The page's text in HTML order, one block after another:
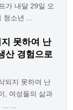
가 내달 29일 오
소년 ...
못하여 난
산 경험으로
되지 못하여 난
, 여성들의 삶과
...